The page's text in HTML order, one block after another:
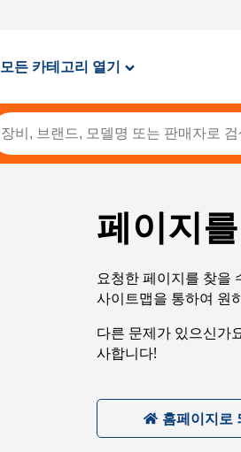
모든 카테고리 열기
페이지
요청한 페이지를 찾을
사이트맵을 통하여 원
다른 문제가 있으신가
사합니다!
홈페이지로